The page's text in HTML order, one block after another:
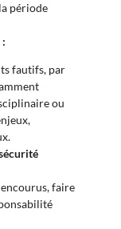
période
fautifs, par
ou
faire